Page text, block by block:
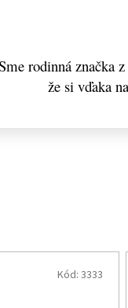
Kód: 3333
rodinná značka
že si vďaka